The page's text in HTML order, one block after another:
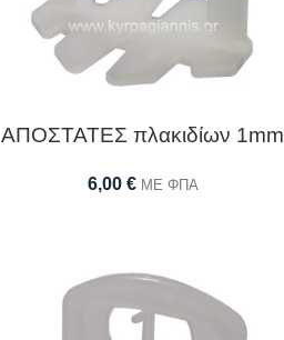
ΑΠΟΣΤΑΤΕΣ πλακιδίων 1mm
6,00 € ΜΕ ΦΠΑ